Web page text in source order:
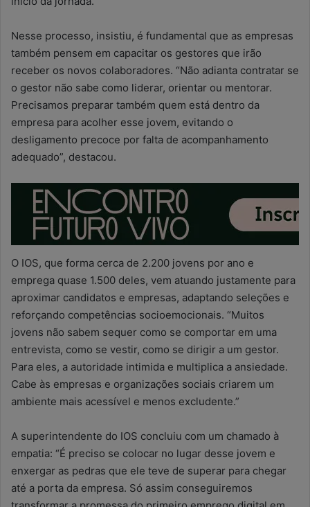
Nesse processo, insistiu, é fundamental que as empresas
também pensem em capacitar os gestores que irão
receber os novos colaboradores. “Não adianta contratar se
o gestor não sabe como liderar, orientar ou mentorar.
Precisamos preparar também quem está dentro da
empresa para acolher esse jovem, evitando o
desligamento precoce por falta de acompanhamento
adequado”, destacou.
O IOS, que forma cerca de 2.200 jovens por ano e
emprega quase 1.500 deles, vem atuando justamente para
aproximar candidatos e empresas, adaptando seleções e
reforçando competências socioemocionais. “Muitos
jovens não sabem sequer como se comportar em uma
entrevista, como se vestir, como se dirigir a um gestor.
Para eles, a autoridade intimida e multiplica a ansiedade.
Cabe às empresas e organizações sociais criarem um
ambiente mais acessível e menos excludente.”
A superintendente do IOS concluiu com um chamado à
empatia: “É preciso se colocar no lugar desse jovem e
enxergar as pedras que ele teve de superar para chegar
até a porta da empresa. Só assim conseguiremos